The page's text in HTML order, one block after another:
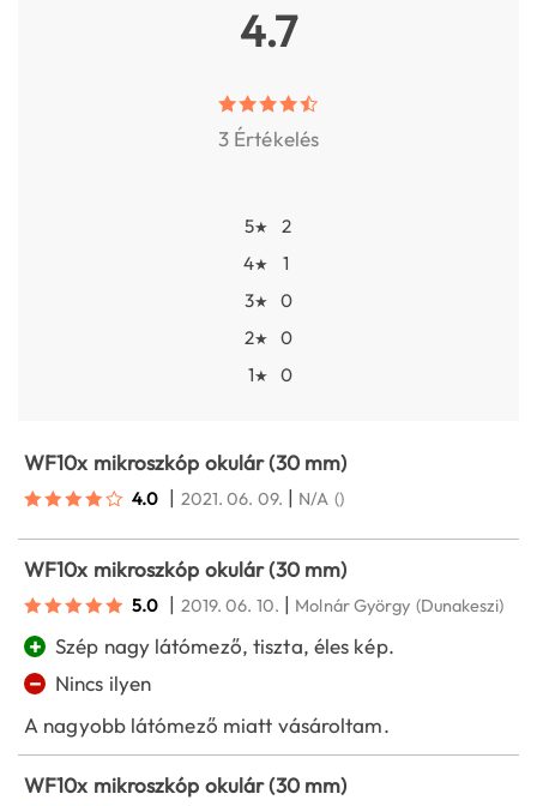
4.7
3 Értékelés
5★
2
4★
1
3★
0
2★
0
1★ 0
WF10x mikroszkóp okulár (30 mm)
4.0 | 2021. 06. 09. | N/A ()
WF10x mikroszkóp okulár (30 mm)
5.0 | 2019. 06. 10. | Molnár György (Dunakeszi)
+ Szép nagy látómező, tiszta, éles kép.
−
Nincs ilyen
A nagyobb látómező miatt vásároltam.
WF10x mikroszkóp okulár (30 mm)